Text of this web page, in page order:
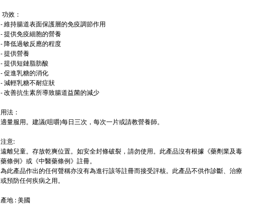
功效：
- 維持腸道表面保護層的免疫調節作用
- 提供免疫細胞的營養
- 降低過敏反應的程度
- 提供營養
- 提供短鏈脂肪酸
- 促進乳糖的消化
- 減輕乳糖不耐症狀
- 改善抗生素所導致腸道益菌的減少
用法：
適量服用。建議(咀嚼)每日三次，每次一片或請教營養師。
注意:
遠離兒童。存放乾爽位置。如安全封條破裂，請勿使用。此產品沒有根據《藥劑業及毒
藥條例》或《中醫藥條例》註冊。
為此產品作出的任何聲稱亦沒有為進行該等註冊而接受評核。此產品不供作診斷、治療
或預防任何疾病之用。
產地 : 美國